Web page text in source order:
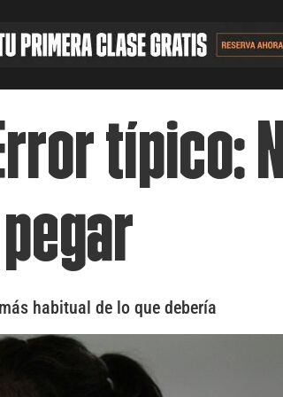
típico:
habitual de lo que debería